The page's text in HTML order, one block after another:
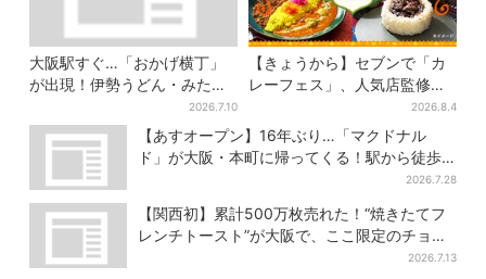
大阪駅すぐ…「おかげ横丁」
が出現！伊勢うどん・みたら
しだんご・かき氷など、名物
グルメが集結
2026.7.10
【きょうから】セブンで「カ
レーフェス」、人気店監修メ
ニューなど全15品！お得な割
引キャンペーンは2週間だけ
2026.8.4
【あすオープン】16年ぶり…「マクドナル
ド」が大阪・本町に帰ってくる！駅から徒歩1
2026.7.28
【関西初】累計500万枚売れた！“焼きたてフ
レンチトースト”が大阪で、ここ限定のチョコ
2026.7.13